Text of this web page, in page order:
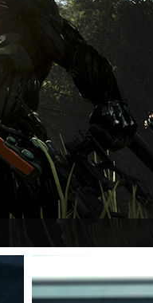
része, amely a The Hunt